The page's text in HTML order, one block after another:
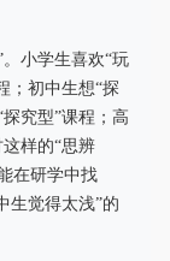
小学生喜欢“玩
；初中生想“探
究型”课程；高
样的“思辨
在研学中找
生觉得太浅”的